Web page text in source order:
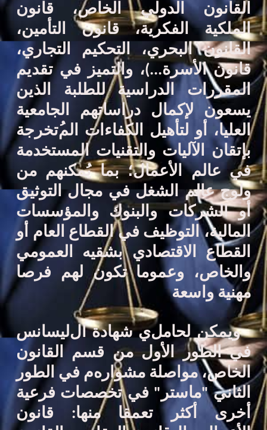
القانون الدولي الخاص، قانون
الملكية الفكرية، قانون التأمين،
القانون البحري، التحكيم التجاري،
قانون الأسرة...)، والتميز في تقديم
المقررات الدراسية للطلبة الذين
يسعون لإكمال دراساتهم الجامعية
العليا، أو لتأهيل الكفاءات المتخرجة
بإتقان الآليات والتقنيات المستخدمة
في عالم الأعمال؛ بما يُمكنهم من
ولوج عالم الشغلفي مجال التوثيق
أوالشركاتوالبنوك والمؤسسات
المالية، التوظيف في القطاع العام أو
القطاع الاقتصادي بشقيه العمومي
والخاص، وعموما تكون لهم فرصا
مهنية واسعة
ويمكن لحامليشهادةالليسانس
فيالطور الأول من قسم القانون
الخاص،مواصلة مشوارهم فيالطور
الثاني "ماستر " في تخصصات فرعية
أخرى أكثر تعمقا منها: قانون